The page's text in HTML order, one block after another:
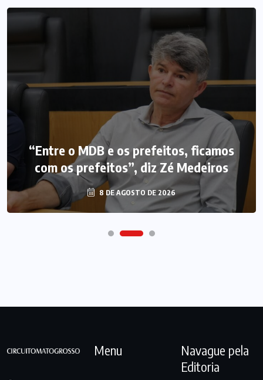
“Entre o MDB e os prefeitos, ficamos
com os prefeitos”, diz Zé Medeiros
8 DE AGOSTO DE 2026
Menu
Navague pela
Editoria